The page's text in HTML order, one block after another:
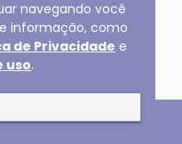
SERVICOS LTDA
navegando você
informação, como
de Privacidade e
uso.